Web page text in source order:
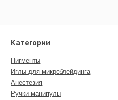
Категории
Пигменты
Иглы для микроблейдинга
Анестезия
Ручки манипулы